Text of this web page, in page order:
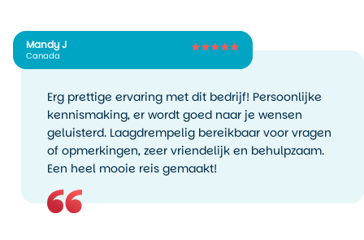
Mandy J
Canada
Erg prettige ervaring met dit bedrijf! Persoonlijke
kennismaking, er wordt goed naar je wensen
geluisterd. Laagdrempelig bereikbaar voor vragen
of opmerkingen, zeer vriendelijk en behulpzaam.
Een heel mooie reis gemaakt!